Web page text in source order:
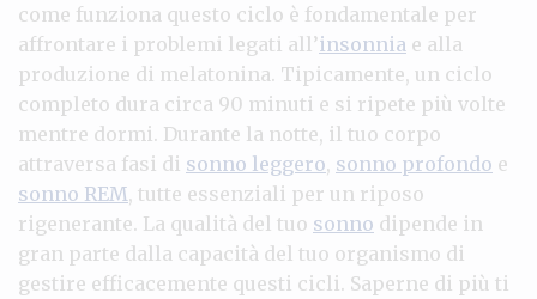
come funziona questo ciclo è fondamentale per
affrontare i problemi legati all’insonnia e alla
produzione di melatonina. Tipicamente, un ciclo
completo dura circa 90 minuti e si ripete più volte
mentre dormi. Durante la notte, il tuo corpo
attraversa fasi di sonno leggero, sonno profondo e
sonno REM, tutte essenziali per un riposo
rigenerante. La qualità del tuo sonno dipende in
gran parte dalla capacità del tuo organismo di
gestire efficacemente questi cicli. Saperne di più ti